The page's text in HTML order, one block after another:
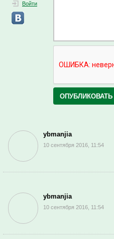
Войти
ybmanjia
10 сентября 2016, 11:54
ybmanjia
10 сентября 2016, 11:54